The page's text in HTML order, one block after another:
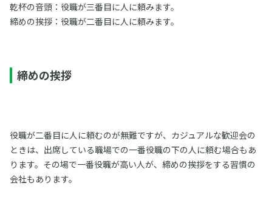
乾杯の音頭：役職が三番目に人に頼みます。
締めの挨拶：役職が二番目に人に頼みます。
締めの挨拶
役職が二番目に人に頼むのが無難ですが、カジュアルな歓迎会の
ときは、出席している職場での一番役職の下の人に頼む場合もあ
ります。その場で一番役職が高い人が、締めの挨拶をする習慣の
会社もあります。